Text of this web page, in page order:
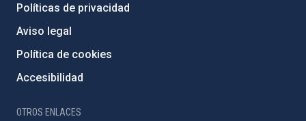
Políticas de privacidad
Aviso legal
Política de cookies
Accesibilidad
OTROS ENLACES